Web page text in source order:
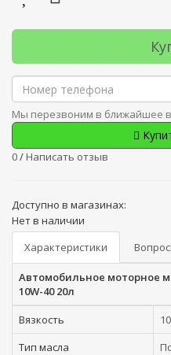
Мы перезвоним в ближайшее
0/ Написать отзыв
Доступно в магазинах:
Нет в наличии
Характеристики
Автомобильное моторное
10W-40 20л
Вязкость
Тип масла